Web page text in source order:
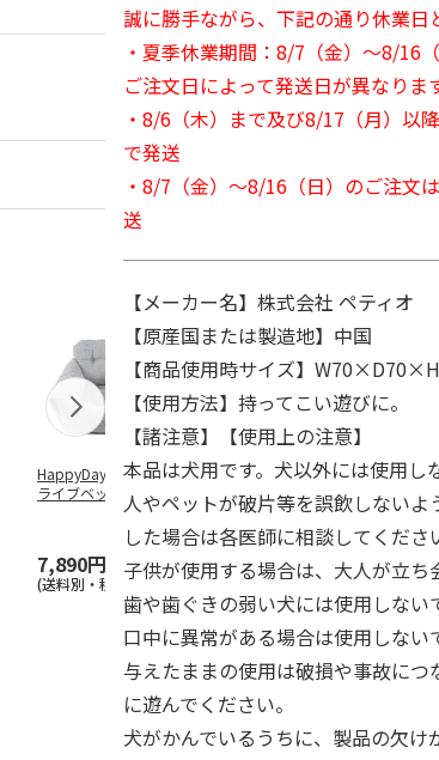
HappyDays 2wayド
ライブベッド グレ
7,890円
(送料別・税込)
獣医師開発 ニオイ
をとる砂専用 猫ト
イレ ナチュラルグ
レー
1,550円
(送料別・税込)
デオトイレ
らない消臭
ンド 4L
1,320円
(送料別・税
誠に勝手ながら、下記の通り休業日
・夏季休業期間：8/7（金）～8/16（
ご注文日によって発送日が異なりま
・8/6（木）まで及び8/17（月）以
で発送
・8/7（金）～8/16（日）のご注文
送
【メーカー名】株式会社 ペティオ
【原産国または製造地】中国
【商品使用時サイズ】
【使用方法】持ってこい遊びに。
【諸注意】【使用上の注意】
本品は犬用です。犬以外には使用し
人やペットが破片等を誤飲しない
した場合は各医師に相談してくださ
子供が使用する場合は、大人が立ち
歯や歯ぐきの弱い犬には使用しない
口中に異常がある場合は使用しない
与えたままの使用は破損や事故に
に遊んでください。
犬がかんでいるうちに、製品の欠け